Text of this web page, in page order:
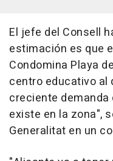
El jefe del Consell
estimación es que
Condomina Playa
centro educativo
creciente
existe en la zona",
Generalitat en un